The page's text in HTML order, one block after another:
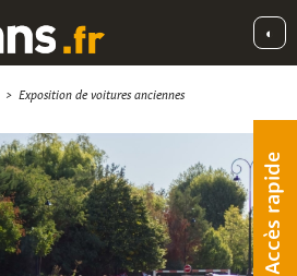
◐
Accès rapide
> Exposition de voitures anciennes